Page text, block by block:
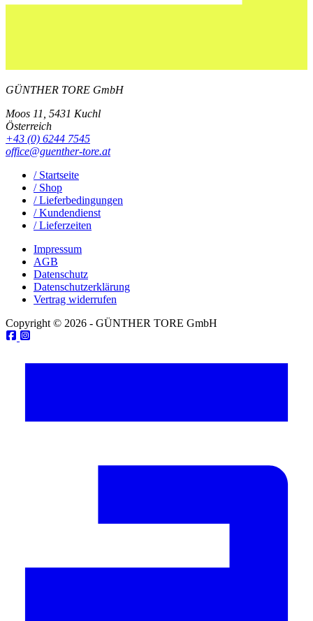
GÜNTHER TORE GmbH
Moos 11, 5431 Kuchl
Österreich
+43 (0) 6244 7545
office@guenther-tore.at
/ Startseite
/ Shop
/ Lieferbedingungen
/ Kundendienst
/ Lieferzeiten
Impressum
AGB
Datenschutz
Datenschutzerklärung
Vertrag widerrufen
Copyright © 2026 - GÜNTHER TORE GmbH